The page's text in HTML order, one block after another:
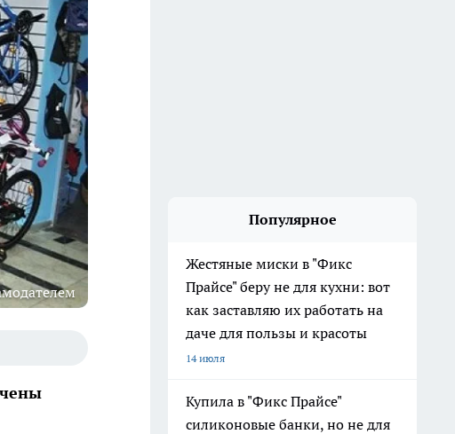
Популярное
Жестяные миски в "Фикс
Прайсе" беру не для кухни: вот
как заставляю их работать на
даче для пользы и красоты
14 июля
Купила в "Фикс Прайсе"
силиконовые банки, но не для